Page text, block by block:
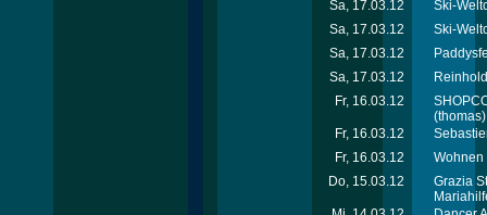
Sa, 17.03.12
Ski-
Sa, 17.03.12
Ski-
Sa, 17.03.12
Sa, 17.03.12
Fr, 16.03.12
(thomas)
Fr, 16.03.12
Fr, 16.03.12
Wohnen
Do, 15.03.12
Grazia